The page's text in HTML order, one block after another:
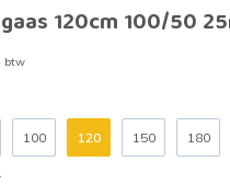
120cm 100/50
btw
100 120 150 180